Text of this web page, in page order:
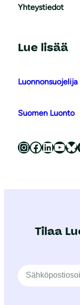
Yhteystiedot
Lue lisää
Luonnonsuojelija
Suomen Luonto
Luonnonsuojeluliitto Instagramissa Luonnonsuojeluliitto Facebookissa Luonnonsuojeluliitto LinkedInissä Luonnonsuojeluliiton YouTube-kanava Luonnonsuojeluliitto Blueskyssa
Tilaa